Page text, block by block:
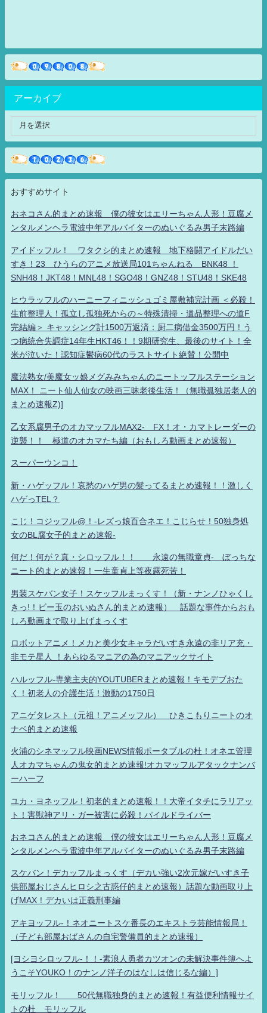
アーカイブ
おすすめサイト
おネコさん的まとめ速報 僕の彼女はエリーちゃん人形！豆腐メ
ンタルメンヘラ電波中年アルバイターのぬいぐるみ男子末路編
アイドッフル！ ワタクシ的まとめ速報 地下格闘アイドルだい
すき！23 ひうらのアニメ放送局101ちゃんねる BNK48 ！
SNH48！JKT48！MNL48！SGO48！GNZ48！STU48！SKE48
ヒウラッフルのハーニーフィニッシュゴミ屋敷補完計画 ＜必殺！
生前整理人！孤立し孤独死からの～特殊清掃・遺品整理への道F
完結編＞ キャッシング計1500万返済：厨二病借金3500万円！う
つ病統合失調症14年生HKT46！！9期研究生、最後のサイト！全
米が泣いた！認知症鬱病60代のラストサイト絶賛！公開中
魔法熟女/美魔女ッ娘メグみみちゃんのニートッフルステーション
MAX！ ニート仙人仙女の映画三昧老後生活！（無職孤独居老人的
まとめ速報Z)]
乙女系腐男子のオカマッフルMAX2- FX！オ・カマトレーダーの
逆襲！！ 極道のオカマたち編（おもしろ動画まとめ速報）
スーパーウンコ！
新・ハゲッフル！哀愁のハゲ男の髪ってるまとめ速報！！激しく
ハゲっTEL？
こじ！コジッフル@！-レズっ娘百合ネエ！こじらせ！50独身処
女のBL腐女子的まとめ速報-
何だ！何が？真・シロッフル！！ 永遠の無職童貞- ぼっちな
ニート的まとめ速報！一生童貞上等夜露死苦！
男装スケバン女子！スケッフルまっくす！（新・ナンノひゃくし
きっ!！ビー玉のおいぬさん的まとめ速報） 話題な事件からおも
しろ動画まで取り上げまっくす
ロボットアニメ！メカと美少女キャラだいすき永遠の非リア充・
非モテ星人 ！あらゆるマニアの為のマニアックサイト
ハルッフル-専業主夫的YOUTUBERまとめ速報！キモデブおた
く！初老人の介護生活！激動の1750日
アニゲタレスト（元祖！アニメッフル） ひきこもりニートのオ
ナベ的まとめ速報
火浦のシネマッフル映画NEWS情報ポータブルの杜！オネエ管理
人オカマちゃんの鬼女的まとめ速報!オカマッフルアタックナンバ
ーハーフ
ユカ・ヨネッフル！初老的まとめ速報！！大帝イタチにラリアッ
ト！害獣神アリ・ガー被害に必殺！パイルドライバー
おネコさん的まとめ速報 僕の彼女はエリーちゃん人形！豆腐メ
ンタルメンヘラ電波中年アルバイターのぬいぐるみ男子末路編
スケバン！デカッフルまっくす（デカい強い2次元嫁だいすき子
供部屋おじさんヒロシ之古惑仔的まとめ速報）話題な動画取り上
げMAX！デカいは正義刑事編
アキヨッフル-！ネオニートスケ番長のエキストラ芸能情報局！
（子ども部屋おばさんの自宅警備員的まとめ速報）
[ヨシヨシロッフル-！！-素浪人勇者カツオンの未解決事件簿へよ
うこそYOUKO！のナンノ洋子のはなしは信じるな編）]
モリッフル！ 50代無職独身的まとめ速報！有益便利情報サイ
トの杜 モリッフル